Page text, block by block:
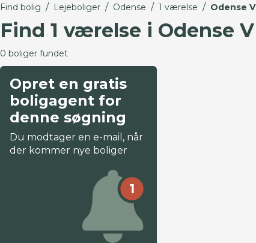
Find bolig / Lejeboliger / Odense / 1 værelse / Odense V
Find 1 værelse i Odense V
0 boliger fundet
Opret en gratis
boligagent for
denne søgning
Du modtager en e-mail, når
der kommer nye boliger
1